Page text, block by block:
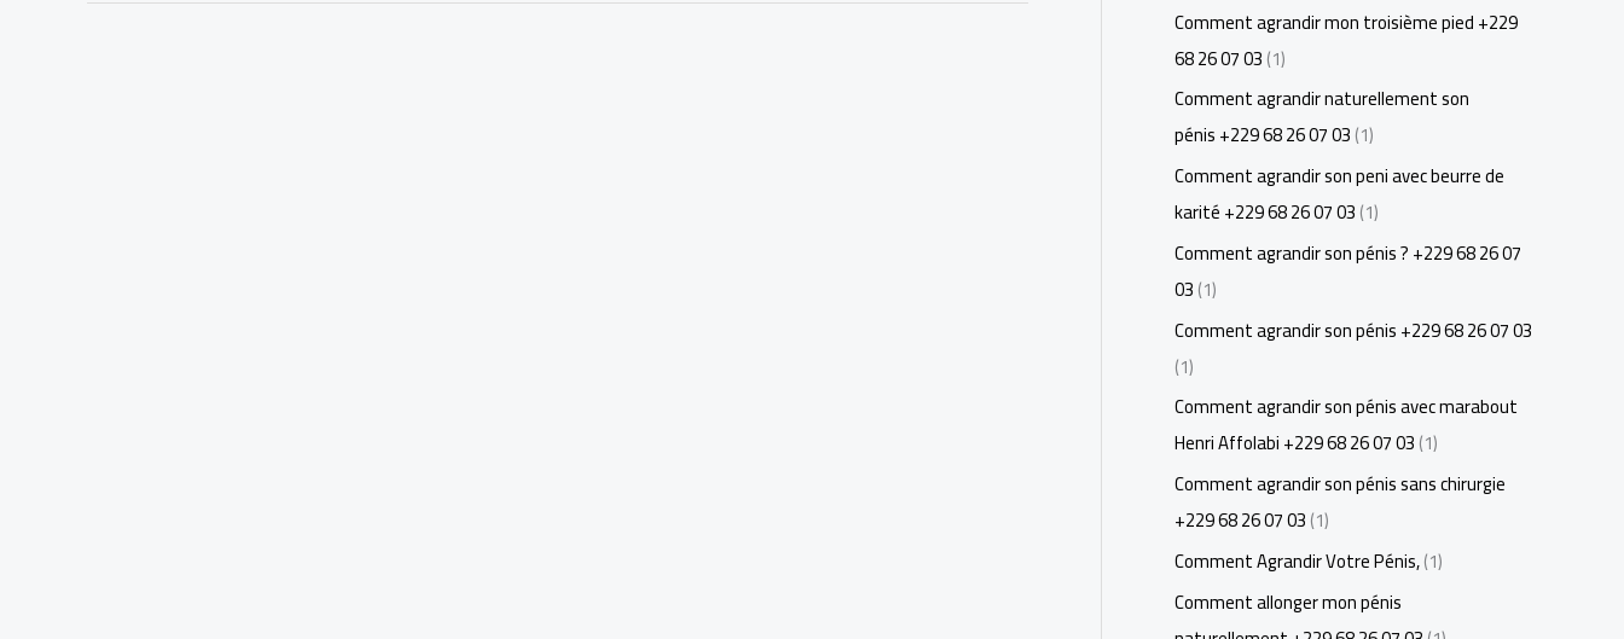
Comment agrandir mon troisième pied +229
68 26 07 03(1)
Comment agrandir naturellement son
pénis +229 68 26 07 03(1)
Comment agrandir son peni avec beurre de
karité +229 68 26 07 03(1)
Comment agrandir son pénis ? +229 68 26 07
03(1)
Comment agrandir son pénis +229 68 26 07 03
(1)
Comment agrandir son pénis avec marabout
Henri Affolabi +229 68 26 07 03(1)
Comment agrandir son pénis sans chirurgie
+229 68 26 07 03(1)
Comment Agrandir Votre Pénis,(1)
Comment allonger mon pénis